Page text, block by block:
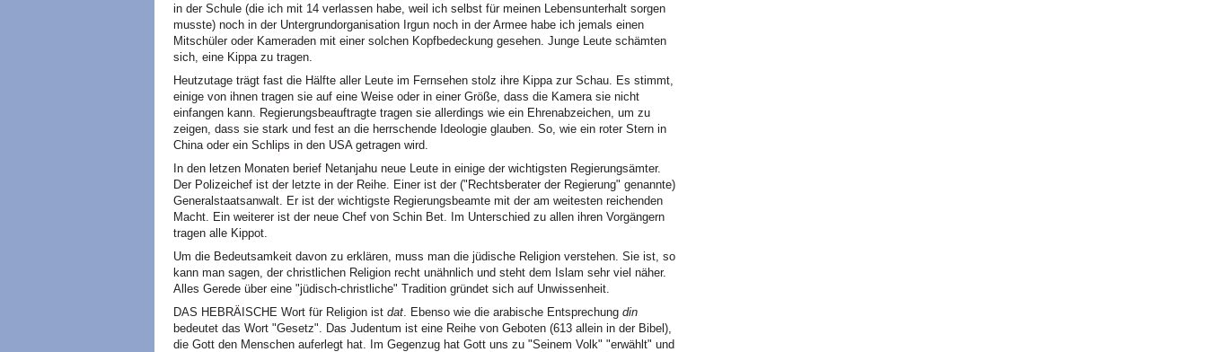
in der Schule (die ich mit 14 verlassen habe, weil ich selbst für meinen Lebensunterhalt sorgen
musste) noch in der Untergrundorganisation Irgun noch in der Armee habe ich jemals einen
Mitschüler oder Kameraden mit einer solchen Kopfbedeckung gesehen. Junge Leute schämten
sich, eine Kippa zu tragen.
Heutzutage trägt fast die Hälfte aller Leute im Fernsehen stolz ihre Kippa zur Schau. Es stimmt,
einige von ihnen tragen sie auf eine Weise oder in einer Größe, dass die Kamera sie nicht
einfangen kann. Regierungsbeauftragte tragen sie allerdings wie ein Ehrenabzeichen, um zu
zeigen, dass sie stark und fest an die herrschende Ideologie glauben. So, wie ein roter Stern in
China oder ein Schlips in den USA getragen wird.
In den letzen Monaten berief Netanjahu neue Leute in einige der wichtigsten Regierungsämter.
Der Polizeichef ist der letzte in der Reihe. Einer ist der ("Rechtsberater der Regierung" genannte)
Generalstaatsanwalt. Er ist der wichtigste Regierungsbeamte mit der am weitesten reichenden
Macht. Ein weiterer ist der neue Chef von Schin Bet. Im Unterschied zu allen ihren Vorgängern
tragen alle Kippot.
Um die Bedeutsamkeit davon zu erklären, muss man die jüdische Religion verstehen. Sie ist, so
kann man sagen, der christlichen Religion recht unähnlich und steht dem Islam sehr viel näher.
Alles Gerede über eine "jüdisch-christliche" Tradition gründet sich auf Unwissenheit.
DAS HEBRÄISCHE Wort für Religion ist dat. Ebenso wie die arabische Entsprechung din
bedeutet das Wort "Gesetz". Das Judentum ist eine Reihe von Geboten (613 allein in der Bibel),
die Gott den Menschen auferlegt hat. Im Gegenzug hat Gott uns zu "Seinem Volk" "erwählt" und